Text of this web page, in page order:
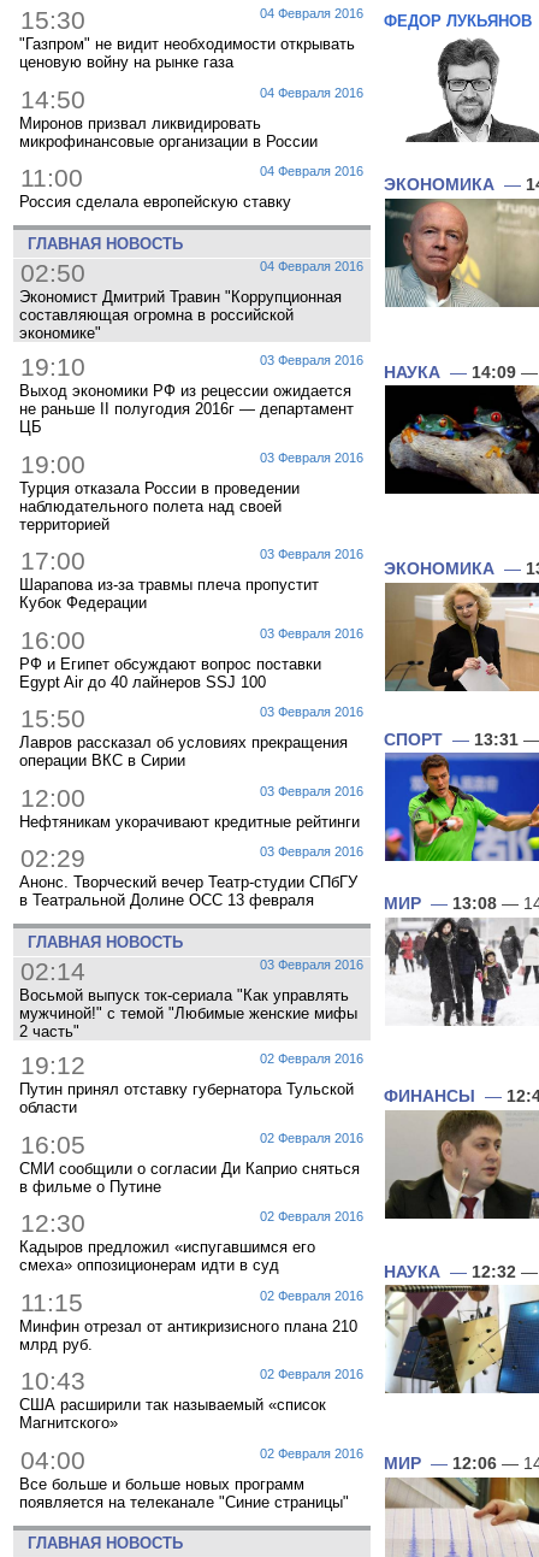
04 Февраля 2016
15:30
"Газпром" не видит необходимости открывать
ценовую войну на рынке газа
04 Февраля 2016
14:50
Миронов призвал ликвидировать
микрофинансовые организации в России
04 Февраля 2016
11:00
Россия сделала европейскую ставку
ГЛАВНАЯ НОВОСТЬ
04 Февраля 2016
02:50
Экономист Дмитрий Травин "Коррупционная
составляющая огромна в российской
экономике"
03 Февраля 2016
19:10
Выход экономики РФ из рецессии ожидается
не раньше II полугодия 2016г — департамент
ЦБ
03 Февраля 2016
19:00
Турция отказала России в проведении
наблюдательного полета над своей
территорией
03 Февраля 2016
17:00
Шарапова из-за травмы плеча пропустит
Кубок Федерации
03 Февраля 2016
16:00
РФ и Египет обсуждают вопрос поставки
Egypt Air до 40 лайнеров SSJ 100
03 Февраля 2016
15:50
Лавров рассказал об условиях прекращения
операции ВКС в Сирии
03 Февраля 2016
12:00
Нефтяникам укорачивают кредитные рейтинги
03 Февраля 2016
02:29
Анонс. Творческий вечер Театр-студии СПбГУ
в Театральной Долине ОСС 13 февраля
ГЛАВНАЯ НОВОСТЬ
03 Февраля 2016
02:14
Восьмой выпуск ток-сериала "Как управлять
мужчиной!" с темой "Любимые женские мифы
2 часть"
02 Февраля 2016
19:12
Путин принял отставку губернатора Тульской
области
02 Февраля 2016
16:05
СМИ сообщили о согласии Ди Каприо сняться
в фильме о Путине
02 Февраля 2016
12:30
Кадыров предложил «испугавшимся его
смеха» оппозиционерам идти в суд
02 Февраля 2016
11:15
Минфин отрезал от антикризисного плана 210
млрд руб.
02 Февраля 2016
10:43
США расширили так называемый «список
Магнитского»
02 Февраля 2016
04:00
Все больше и больше новых программ
появляется на телеканале "Синие страницы"
ГЛАВНАЯ НОВОСТЬ
ФЕДОР ЛУКЬЯНОВ
ЭКОНОМИКА —
НАУКА — 14:09 —
ЭКОНОМИКА —
СПОРТ — 13:31 —
МИР — 13:08 —
ФИНАНСЫ —
НАУКА — 12:32 —
МИР — 12:06 —